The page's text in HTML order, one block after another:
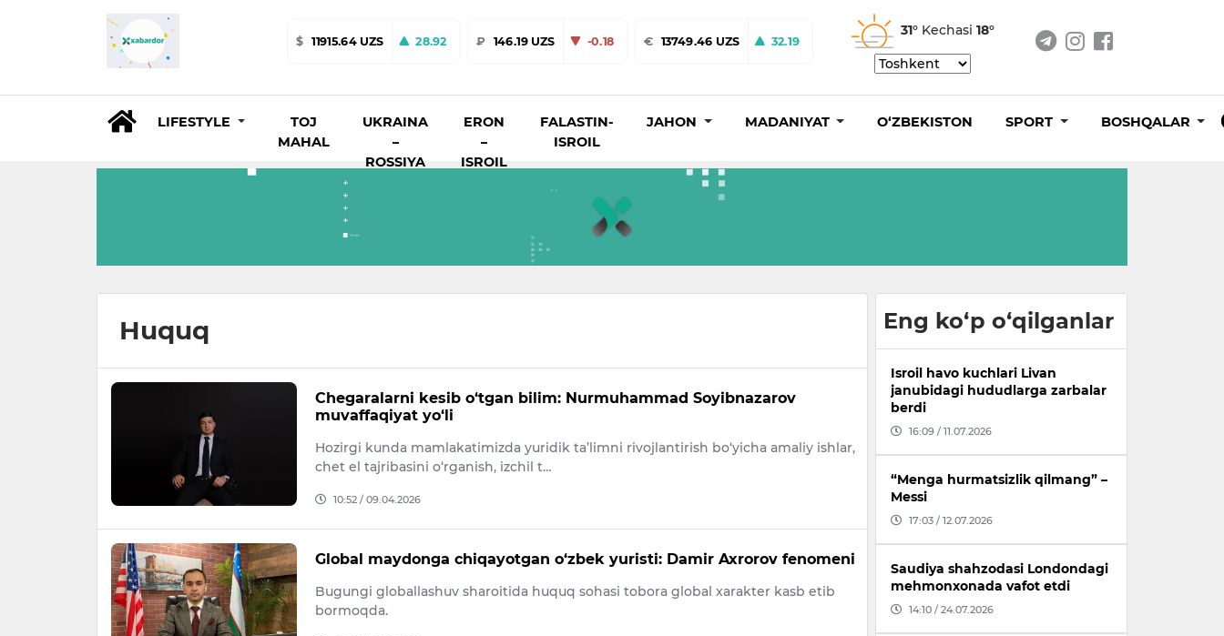
$ 11915.64 UZS 28.92 ₽ 146.19 UZS -0.18 € 13749.46 UZS 32.19
31° Kechasi 18°
LIFESTYLE
TOJ
MAHAL
UKRAINA
–
ROSSIYA
ERON
–
ISROIL
FALASTIN-
ISROIL
JAHON MADANIYAT O‘ZBEKISTON SPORT BOSHQALAR
Huquq
Chegaralarni kesib o‘tgan bilim: Nurmuhammad Soyibnazarov
muvaffaqiyat yo‘li
Hozirgi kunda mamlakatimizda yuridik ta’limni rivojlantirish bo‘yicha amaliy ishlar,
chet el tajribasini o‘rganish, izchil t…
10:52 / 09.04.2026
Global maydonga chiqayotgan o‘zbek yuristi: Damir Axrorov fenomeni
Bugungi globallashuv sharoitida huquq sohasi tobora global xarakter kasb etib
bormoqda.
Eng ko‘p o‘qilganlar
Isroil havo kuchlari Livan
janubidagi hududlarga zarbalar
berdi
16:09 / 11.07.2026
“Menga hurmatsizlik qilmang” –
Messi
17:03 / 12.07.2026
Saudiya shahzodasi Londondagi
mehmonxonada vafot etdi
14:10 / 24.07.2026